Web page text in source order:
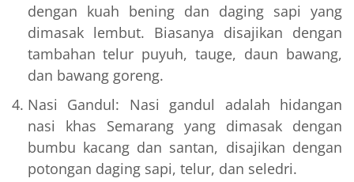
dengan kuah bening dan daging sapi yang
dimasak lembut. Biasanya disajikan dengan
tambahan telur puyuh, tauge, daun bawang,
dan bawang goreng.
Nasi Gandul: Nasi gandul adalah hidangan
nasi khas Semarang yang dimasak dengan
bumbu kacang dan santan, disajikan dengan
potongan daging sapi, telur, dan seledri.